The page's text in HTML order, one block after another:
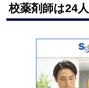
校薬剤師は24人